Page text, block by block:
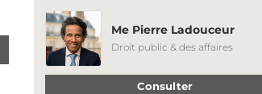
Me Pierre Ladouceur
Droit public & des affaires
Consulter